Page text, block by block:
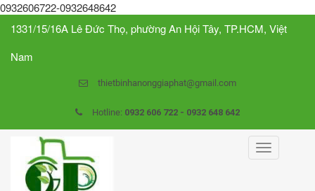
0932606722-0932648642
1331/15/16A Lê Đức Thọ, phường An Hội Tây, TP.HCM, Việt
Nam
thietbinhanonggiaphat@gmail.com
Hotline: 0932 606 722 - 0932 648 642
Toggle
navigation